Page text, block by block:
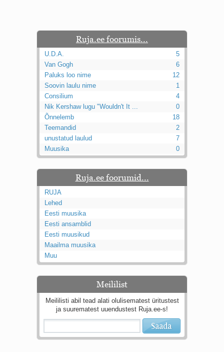
Üleminek
Laul teost
Põhi, lõuna, ida, lääs
Elupõline kaja
Omaette
Perekondlik
Kassimäng
Läänemere lained
Üle müüri
Valgusemaastikud
Kaks pihtimust
Ahtumine
Braueri lint
Ruja.ee foorumis...
U.D.A.
5
Van Gogh
6
Paluks loo nime
12
Soovin laulu nime
1
Consilium
4
Nik Kershaw lugu "Wouldn't It ...
0
Õnnelemb
18
Teemandid
2
unustatud laulud
7
Muusika
0
Ruja.ee foorumid...
RUJA
Lehed
Eesti muusika
Eesti ansamblid
Eesti muusikud
Maailma muusika
Muu
Meililist
Meililisti abil tead alati olulisematest üritustest
ja suurematest uuendustest Ruja.ee-s!